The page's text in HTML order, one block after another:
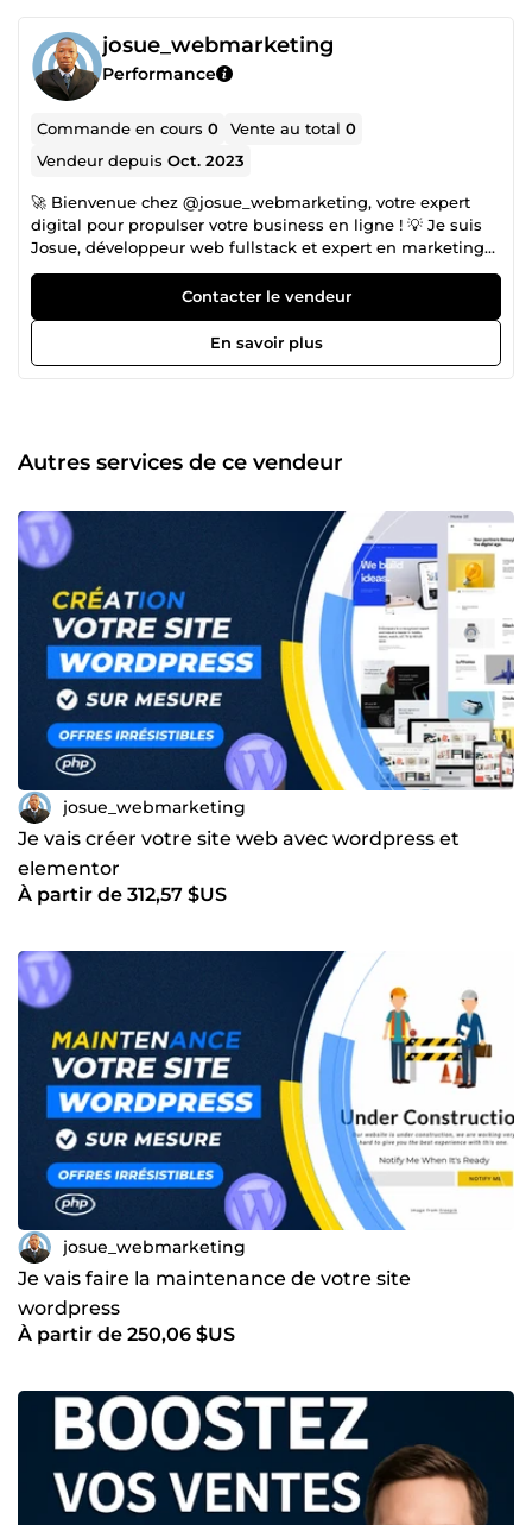
josue_webmarketing
Performance
Commande en cours0 Vente au total0
Vendeur depuisOct. 2023
🚀 Bienvenue chez @josue_webmarketing, votre expert
digital pour propulser votre business en ligne ! 💡 Je suis
Josue, développeur web fullstack et expert en marketing
digital, avec plus de 6 ans d’expérience. J’aide les
entrepreneurs et petites entreprises à créer des sites web
performants, des boutiques en ligne (WooCommerce,
Shopify), et à mettre en place des stratégies publicitaires
rentables pour générer plus de clients et augmenter leur
vitrine, blog, page de capture…) ✅ Publicité Facebook Ads
&amp; Google Ads pour maximiser votre visibilité et vos
positions sur Google ✅ Gestion des réseaux sociaux et
création de contenu pour capter votre audience idéale 🎯
Mon approche : Je vous offre une solution clé en main, qui
couvre tous les aspects digitaux de votre projet :
développement, stratégie marketing et publicitaire. Vous
gagnez du temps, vous évitez les erreurs coûteuses, et
vous vous concentrez sur ce qui compte : faire grandir
votre business. 🦄 Prêt à passer à l’étape supérieure ?
Contactez-moi dès maintenant pour discuter de votre
projet. Ensemble, on va booster votre visibilité en ligne et
transformer vos visiteurs en clients fidèles.
Contacter le vendeur
En savoir plus
Autres services de ce vendeur
josue_webmarketing
Je vais créer votre site web avec wordpress et
elementor
À partir de 312,57 $US
josue_webmarketing
Je vais faire la maintenance de votre site
wordpress
À partir de 250,06 $US